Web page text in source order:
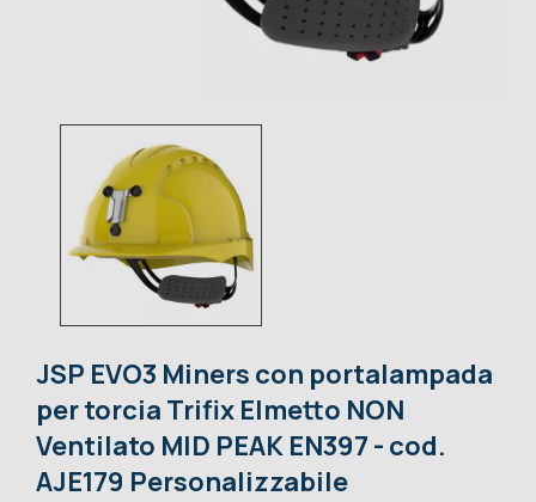
JSP EVO3 Miners con portalampada
per torcia Trifix Elmetto NON
Ventilato MID PEAK EN397 - cod.
AJE179 Personalizzabile